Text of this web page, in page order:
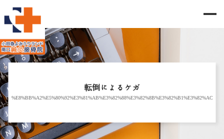
転倒によるケガ
%E8%BB%A2%E5%80%92%E3%81%AB%E3%82%88%E3%82%8B%E3%82%B1%E3%82%AC
当院のご紹介
お知らせ
ブログ